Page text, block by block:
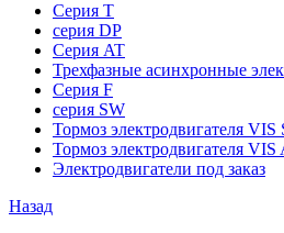
Серия T
серия DP
Серия AT
Трехфазные асинхронные
Серия F
серия SW
Тормоз электродвигателя VIS
Тормоз электродвигателя VIS
Электродвигатели под заказ
Назад